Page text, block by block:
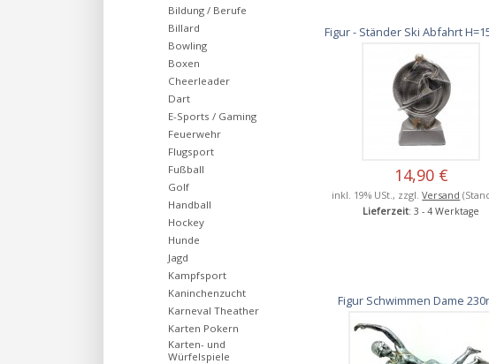
Figur - Ständer Ski Abfahrt
14,90 €
inkl. 19% USt., zzgl.Versand
Lieferzeit: 3 - 4 Werktage
Figur Schwimmen Dame
Bildung / Berufe
Billard
Bowling
Boxen
Cheerleader
Dart
E-Sports / Gaming
Feuerwehr
Flugsport
Fußball
Golf
Handball
Hockey
Hunde
Jagd
Kampfsport
Kaninchenzucht
Karneval Theather
Karten Pokern
Karten- und
Würfelspiele